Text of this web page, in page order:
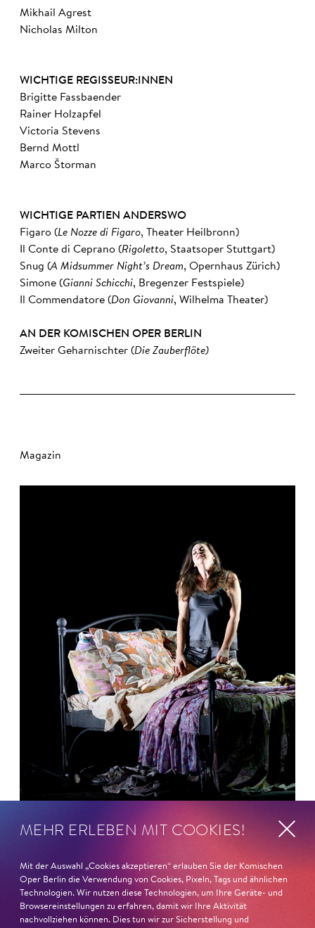
Mikhail Agrest
Nicholas Milton
WICHTIGE REGISSEUR:INNEN
Brigitte Fassbaender
Rainer Holzapfel
Victoria Stevens
Bernd Mottl
Marco Štorman
WICHTIGE PARTIEN ANDERSWO
Figaro (Le Nozze di Figaro, Theater Heilbronn)
Il Conte di Ceprano (Rigoletto, Staatsoper Stuttgart)
Snug (A Midsummer Night’s Dream, Opernhaus Zürich)
Simone (Gianni Schicchi, Bregenzer Festspiele)
Il Commendatore (Don Giovanni, Wilhelma Theater)
AN DER KOMISCHEN OPER BERLIN
Zweiter Geharnischter (Die Zauberflöte)
Magazin
26. Juni 2026
Ambur Braid für DER FAUST
nominiert
Ambur Braidist für den Deutschen Theaterpreis DER
MEHR ERLEBEN MIT COOKIES!
Mit der Auswahl „Cookies akzeptieren“ erlauben Sie der Komischen
Oper Berlin die Verwendung von Cookies, Pixeln, Tags und ähnlichen
Technologien. Wir nutzen diese Technologien, um Ihre Geräte- und
Browsereinstellungen zu erfahren, damit wir Ihre Aktivität
nachvollziehen können. Dies tun wir zur Sicherstellung und